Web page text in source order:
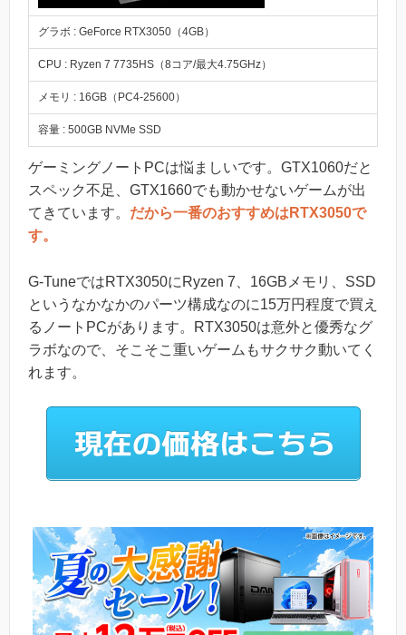
グラボ : GeForce RTX3050（4GB）
CPU : Ryzen 7 7735HS（8コア/最大4.75GHz）
メモリ : 16GB（PC4-25600）
容量 : 500GB NVMe SSD
ゲーミングノートPCは悩ましいです。GTX1060だと
スペック不足、GTX1660でも動かせないゲームが出
てきています。 だから一番のおすすめはRTX3050で
す。
G-TuneではRTX3050にRyzen 7、16GBメモリ、SSD
というなかなかのパーツ構成なのに15万円程度で買え
るノートPCがあります。RTX3050は意外と優秀なグ
ラボなので、そこそこ重いゲームもサクサク動いてく
れます。